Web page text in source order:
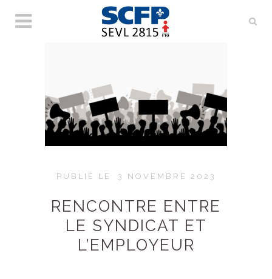
PUBLIÉ LE 3 NOVEMBRE 2023
RENCONTRE ENTRE
LE SYNDICAT ET
L’EMPLOYEUR